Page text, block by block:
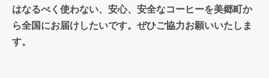
はなるべく使わない、安心、安全なコーヒーを美郷町か
ら全国にお届けしたいです。ぜひご協力お願いいたしま
す。